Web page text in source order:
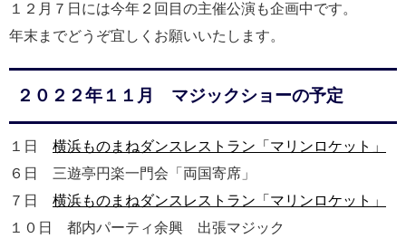
１２月７日には今年２回目の主催公演も企画中です。
年末までどうぞ宜しくお願いいたします。
２０２２年１１月 マジックショーの予定
１日 横浜ものまねダンスレストラン「マリンロケット」
６日 三遊亭円楽一門会「両国寄席」
７日 横浜ものまねダンスレストラン「マリンロケット」
１０日 都内パーティ余興 出張マジック